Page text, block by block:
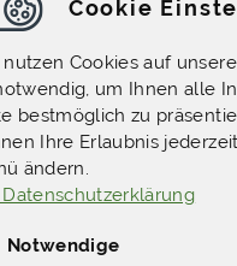
Cookie
Cookies auf
um Ihnen alle
bestmöglich zu
Ihre Erlaubnis
ändern.
Notwendige